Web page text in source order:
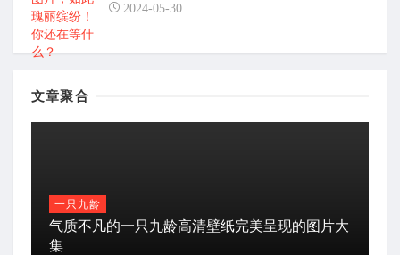
2024-05-30
文章聚合
一只九龄
气质不凡的一只九龄高清壁纸完美呈现的图片大
集